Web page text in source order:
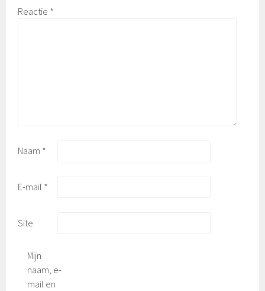
Reactie *
Naam *
E-mail *
Site
Mijn
naam, e-
mail en